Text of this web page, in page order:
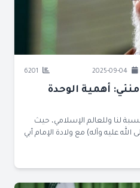
أهمية الوحدة
لنا وللعالم الإسلامي، حيث
عليه وآله) مع ولادة الإمام أبي